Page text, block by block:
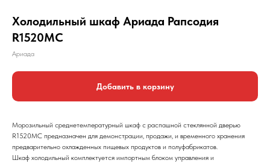
Холодильный шкаф Ариада Рапсодия
R1520MC
Ариада
Добавить в корзину
Морозильный среднетемпературный шкаф с распашной стеклянной дверью
R1520MС предназначен для демонстрации, продажи, и временного хранения
предварительно охлажденных пищевых продуктов и полуфабрикатов.
Шкаф холодильный комплектуется импортным блоком управления и